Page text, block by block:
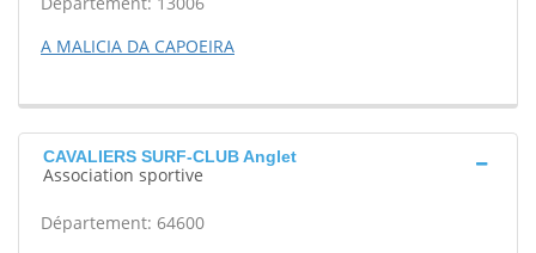
A MALICIA DA CAPOEIRA
CAVALIERS SURF-CLUB Anglet
Association sportive
Département: 64600